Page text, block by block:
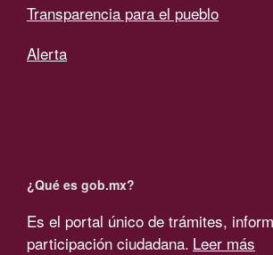
Transparencia para el pueblo
Alerta
¿Qué es gob.mx?
Es el portal único de trámites,
participación ciudadana. Leer más